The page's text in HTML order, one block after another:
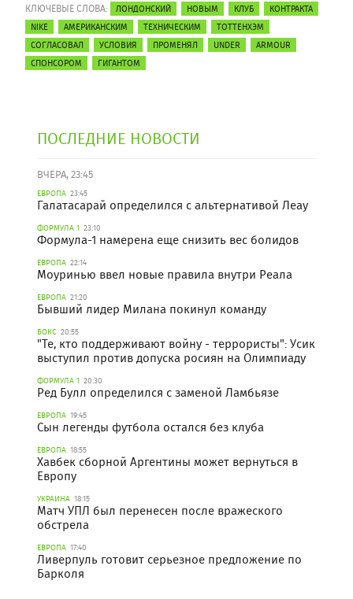
КЛЮЧЕВЫЕ СЛОВА: ЛОНДОНСКИЙ НОВЫМ КЛУБ
КОНТРАКТА
NIKE
АМЕРИКАНСКИМ ТЕХНИЧЕСКИМ
ТОТТЕНХЭМ
СОГЛАСОВАЛ
УСЛОВИЯ ПРОМЕНЯЛ UNDER
ARMOUR
СПОНСОРОМ
ГИГАНТОМ
ПОСЛЕДНИЕ НОВОСТИ
ВЧЕРА, 23:45
ЕВРОПА 23:45
Галатасарай определился с альтернативой Леау
ФОРМУЛА 1 23:10
Формула-1 намерена еще снизить вес болидов
ЕВРОПА 22:14
Моуринью ввел новые правила внутри Реала
ЕВРОПА 21:20
Бывший лидер Милана покинул команду
БОКС 20:55
"Те, кто поддерживают войну - террористы": Усик
выступил против допуска росиян на Олимпиаду
ФОРМУЛА 1 20:30
Ред Булл определился с заменой Ламбьязе
ЕВРОПА 19:45
Сын легенды футбола остался без клуба
ЕВРОПА 18:55
Хавбек сборной Аргентины может вернуться в
Европу
УКРАИНА 18:15
Матч УПЛ был перенесен после вражеского
обстрела
ЕВРОПА 17:40
Ливерпуль готовит серьезное предложение по
Барколя